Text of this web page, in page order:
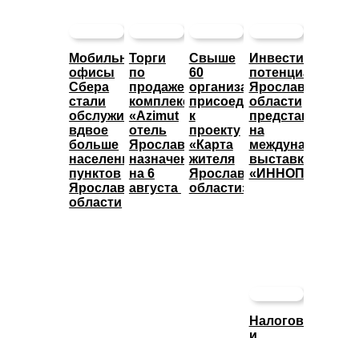
Мобильные
офисы
Сбера
стали
обслуживать
вдвое
больше
населенных
пунктов
Ярославской
области
Торги
по
продаже
комплекса
«Azimut
отель
Ярославль»
назначены
на 6
августа
Свыше
60
организаций
присоединились
к
проекту
«Карта
жителя
Ярославской
области»
потенциал
Ярославской
области
представят
на
международной
выставке
«ИННОПРОМ»
Налоговые